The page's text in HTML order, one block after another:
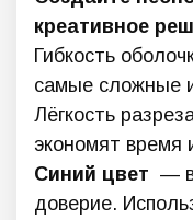
креативное
Гибкость
самые сложные
Лёгкость
экономят время
Синий цвет —
доверие.